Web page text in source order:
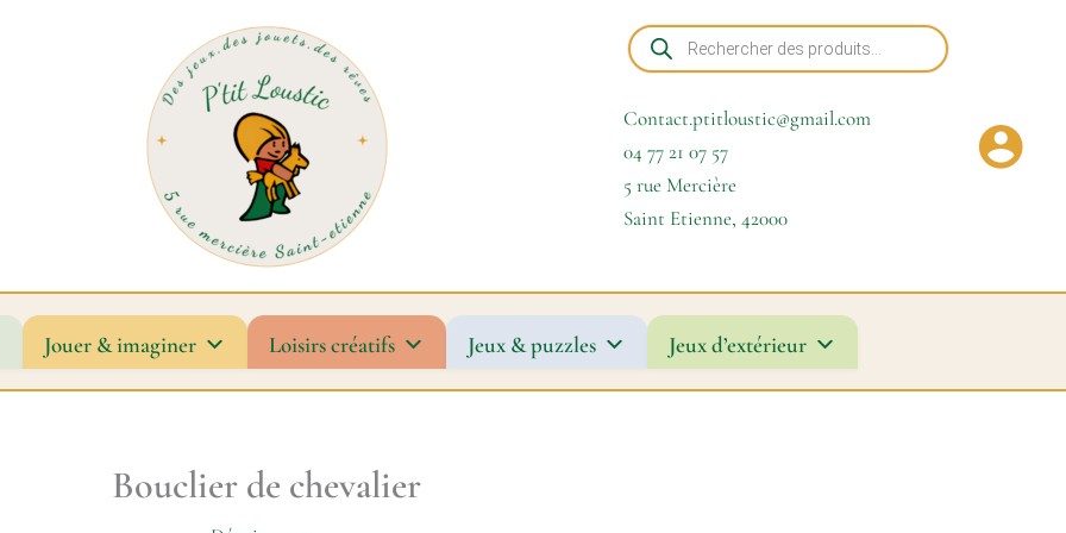
Recherche
de
produits
Contact.ptitloustic@gmail.com
04 77 21 07 57
5 rue Mercière
Saint Etienne, 42000
Jouer & imaginer Loisirs créatifs Jeux & puzzles Jeux d’extérieur
Bouclier de chevalier